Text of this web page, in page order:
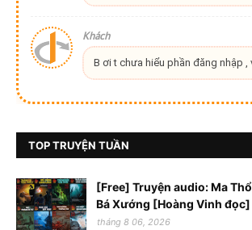
Khách
B ơi t chưa hiểu phần đăng nhập ,
TOP TRUYỆN TUẦN
[Free] Truyện audio: Ma
Bá Xướng [Hoàng Vinh
tháng 8 06, 2026